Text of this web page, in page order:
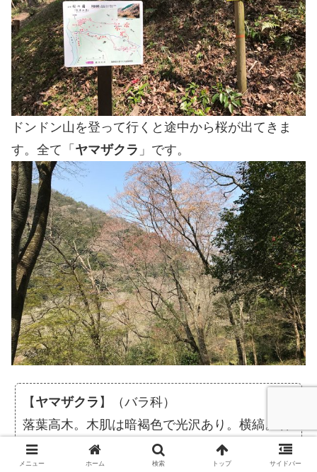
ドンドン山を登って行くと途中から桜が出てきま
す。全て「 ヤマザクラ 」です。
【 ヤマザクラ 】（バラ科）
落葉高木。木肌は暗褐色で光沢あり。横縞。若
葉は赤褐色。4月中旬に葉の展開と同時に花を
メニュー ホーム 検索 トップ サイドバー